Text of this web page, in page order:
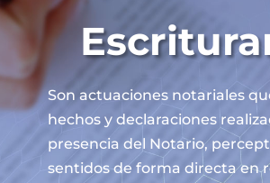
Son actuaciones notariales
hechos y declaraciones
presencia del Notario,
sentidos de forma directa en